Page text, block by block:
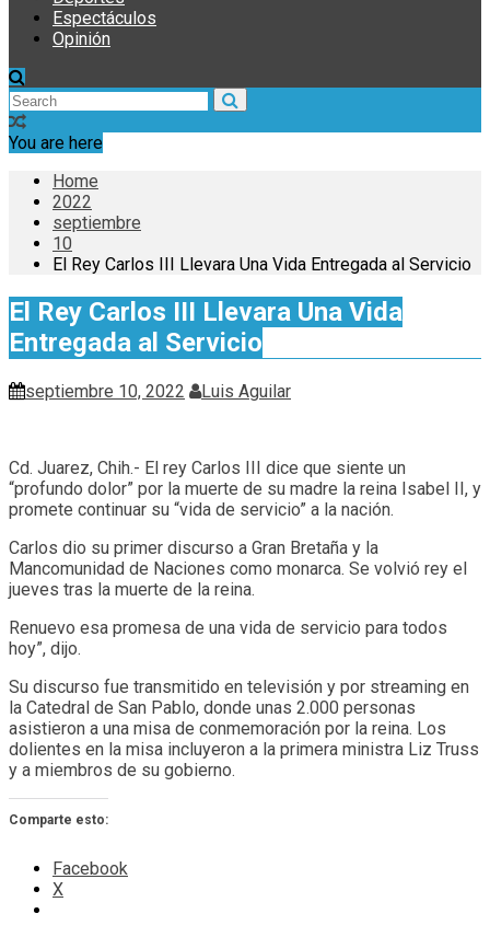
Espectáculos
Opinión
You are here
Home
2022
septiembre
10
El Rey Carlos III Llevara Una Vida Entregada al Servicio
El Rey Carlos III Llevara Una Vida
Entregada al Servicio
septiembre 10, 2022 Luis Aguilar
Cd. Juarez, Chih.- El rey Carlos III dice que siente un
“profundo dolor” por la muerte de su madre la reina Isabel II, y
promete continuar su “vida de servicio” a la nación.
Carlos dio su primer discurso a Gran Bretaña y la
Mancomunidad de Naciones como monarca. Se volvió rey el
jueves tras la muerte de la reina.
Renuevo esa promesa de una vida de servicio para todos
hoy”, dijo.
Su discurso fue transmitido en televisión y por streaming en
la Catedral de San Pablo, donde unas 2.000 personas
asistieron a una misa de conmemoración por la reina. Los
dolientes en la misa incluyeron a la primera ministra Liz Truss
y a miembros de su gobierno.
Comparte esto:
Facebook
X